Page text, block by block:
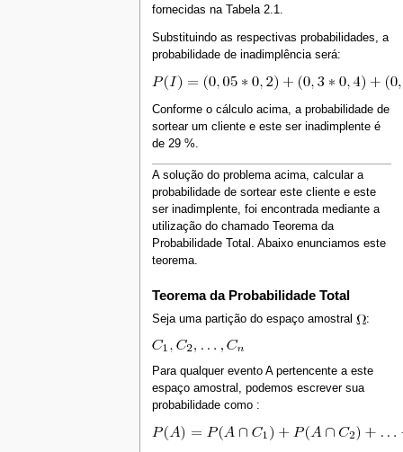
fornecidas na Tabela 2.1.
Substituindo as respectivas probabilidades, a
probabilidade de inadimplência será:
Conforme o cálculo acima, a probabilidade de
sortear um cliente e este ser inadimplente é
de 29 %.
A solução do problema acima, calcular a
probabilidade de sortear este cliente e este
ser inadimplente, foi encontrada mediante a
utilização do chamado Teorema da
Probabilidade Total. Abaixo enunciamos este
teorema.
Teorema da Probabilidade Total
Seja uma partição do espaço amostral :
Para qualquer evento A pertencente a este
espaço amostral, podemos escrever sua
probabilidade como :